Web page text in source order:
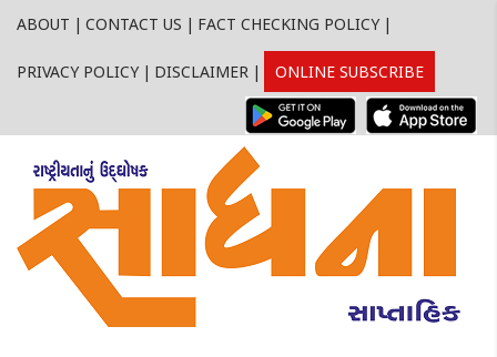
ABOUT | CONTACT US | FACT CHECKING POLICY |
PRIVACY POLICY | DISCLAIMER | ONLINE SUBSCRIBE